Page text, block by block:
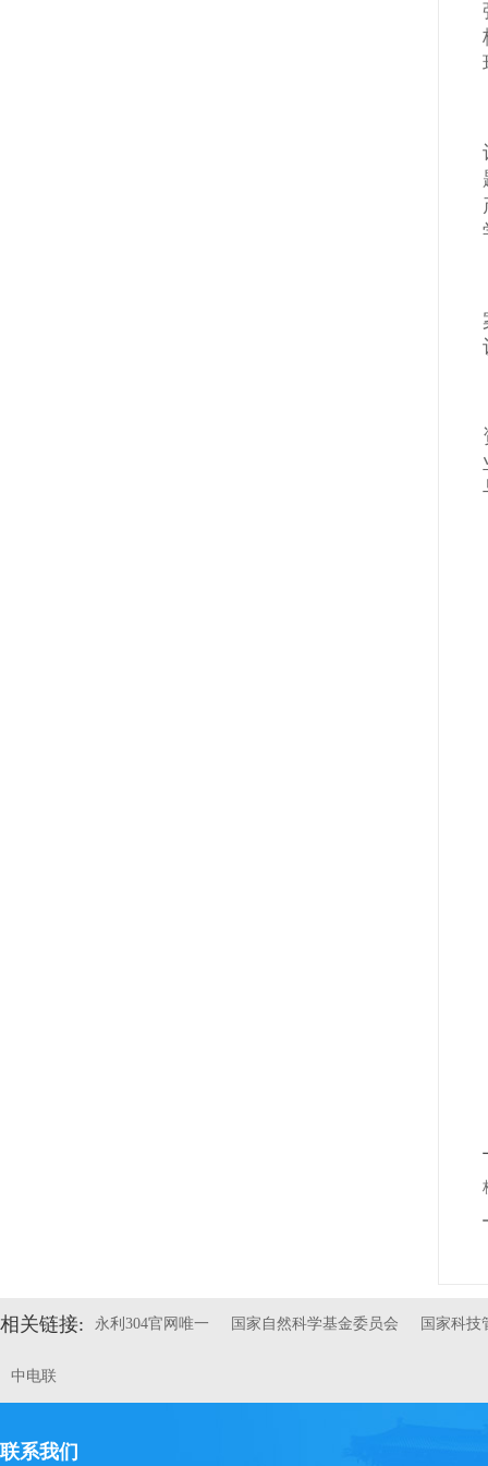
相关链接: 永利304官网唯一 国家自然科学基金委员会 国家科
中电联
联系我们